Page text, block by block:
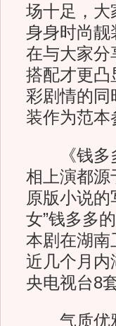
场十足，大
身身时尚靓
在与大家分
搭配才更凸
彩剧情的同
装作为范本
《钱多多
相上演都源
原版小说
女”钱多多
本剧在湖南
近几个月内
央电视台8
气质优雅